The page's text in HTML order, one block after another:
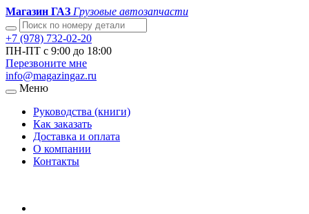
Магазин ГАЗ Грузовые автозапчасти
+7 (978) 732-02-20
ПН-ПТ с 9:00 до 18:00
Перезвоните мне
info@magazingaz.ru
Меню
Руководства (книги)
Как заказать
Доставка и оплата
О компании
Контакты